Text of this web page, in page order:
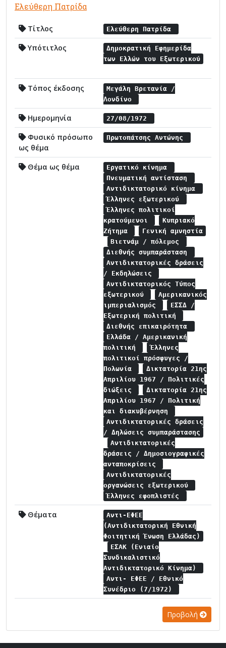
Ελεύθερη Πατρίδα
Τίτλος Ελεύθερη Πατρίδα
Υπότιτλος
Δημοκρατική Εφημερίδα
των Ελλών του Εξωτερικού
Τόπος έκδοσης
Μεγάλη Βρετανία /
Λονδίνο
Ημερομηνία 27/08/1972
Φυσικό πρόσωπο
ως θέμα
Πρωτοπάτσης Αντώνης
Θέμα ως θέμα
Εργατικό κίνημα
Πνευματική αντίσταση
Αντιδικτατορικό κίνημα
Έλληνες εξωτερικού
Έλληνες πολιτικοί
κρατούμενοι
Κυπριακό
Ζήτημα
Γενική αμνηστία
Βιετνάμ / πόλεμος
Διεθνής συμπαράσταση
Αντιδικτατορικές δράσεις
/ Εκδηλώσεις
Αντιδικτατορικός Τύπος
εξωτερικού
Αμερικανικός
ιμπεριαλισμός
ΕΣΣΔ /
Εξωτερική πολιτική
Διεθνής επικαιρότητα
Ελλάδα / Αμερικανική
πολιτική
Έλληνες
πολιτικοί πρόσφυγες /
Πολωνία
Δικτατορία 21ης
Απριλίου 1967 / Πολιτικές
διώξεις
Δικτατορία 21ης
Απριλίου 1967 / Πολιτική
και διακυβέρνηση
Αντιδικτατορικές δράσεις
/ Δηλώσεις συμπαράστασης
Αντιδικτατορικές
δράσεις / Δημοσιογραφικές
ανταποκρίσεις
Αντιδικτατορικές
οργανώσεις εξωτερικού
Έλληνες εφοπλιστές
Θέματα
Αντι-ΕΦΕΕ
(Αντιδικτατορική Εθνική
Φοιτητική Ένωση Ελλάδας)
ΕΣΑΚ (Ενιαίο
Συνδικαλιστικό
Αντιδικτατορικό Κίνημα)
Αντι- ΕΦΕΕ / Εθνικό
Συνέδριο (7/1972)
Προβολή